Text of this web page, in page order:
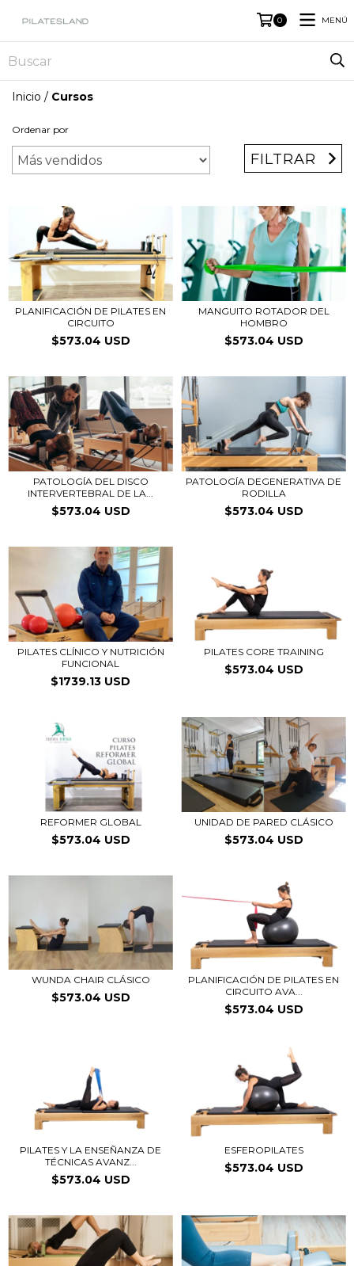
0 MENÚ
Inicio / Cursos
Ordenar por
FILTRAR
PLANIFICACIÓN DE PILATES EN
CIRCUITO
$573.04 USD
MANGUITO ROTADOR DEL
HOMBRO
$573.04 USD
PATOLOGÍA DEL DISCO
INTERVERTEBRAL DE LA...
$573.04 USD
PATOLOGÍA DEGENERATIVA DE
RODILLA
$573.04 USD
PILATES CLÍNICO Y NUTRICIÓN
FUNCIONAL
$1739.13 USD
PILATES CORE TRAINING
$573.04 USD
REFORMER GLOBAL
$573.04 USD
UNIDAD DE PARED CLÁSICO
$573.04 USD
WUNDA CHAIR CLÁSICO
$573.04 USD
PLANIFICACIÓN DE PILATES EN
CIRCUITO AVA...
$573.04 USD
PILATES Y LA ENSEÑANZA DE
TÉCNICAS AVANZ...
$573.04 USD
ESFEROPILATES
$573.04 USD